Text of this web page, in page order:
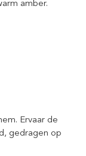
amber.
Ervaar de
gedragen op